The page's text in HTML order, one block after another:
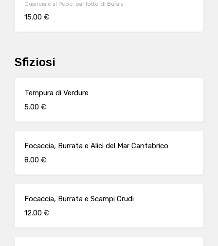
Guanciale al Pepe, barilotto di Bufala
15.00 €
Sfiziosi
Tempura di Verdure
5.00 €
Focaccia, Burrata e Alici del Mar Cantabrico
8.00 €
Focaccia, Burrata e Scampi Crudi
12.00 €